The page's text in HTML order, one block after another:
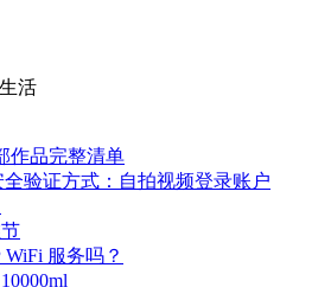
活
作品完整清单
全验证方式：自拍视频登录账户
服务吗？